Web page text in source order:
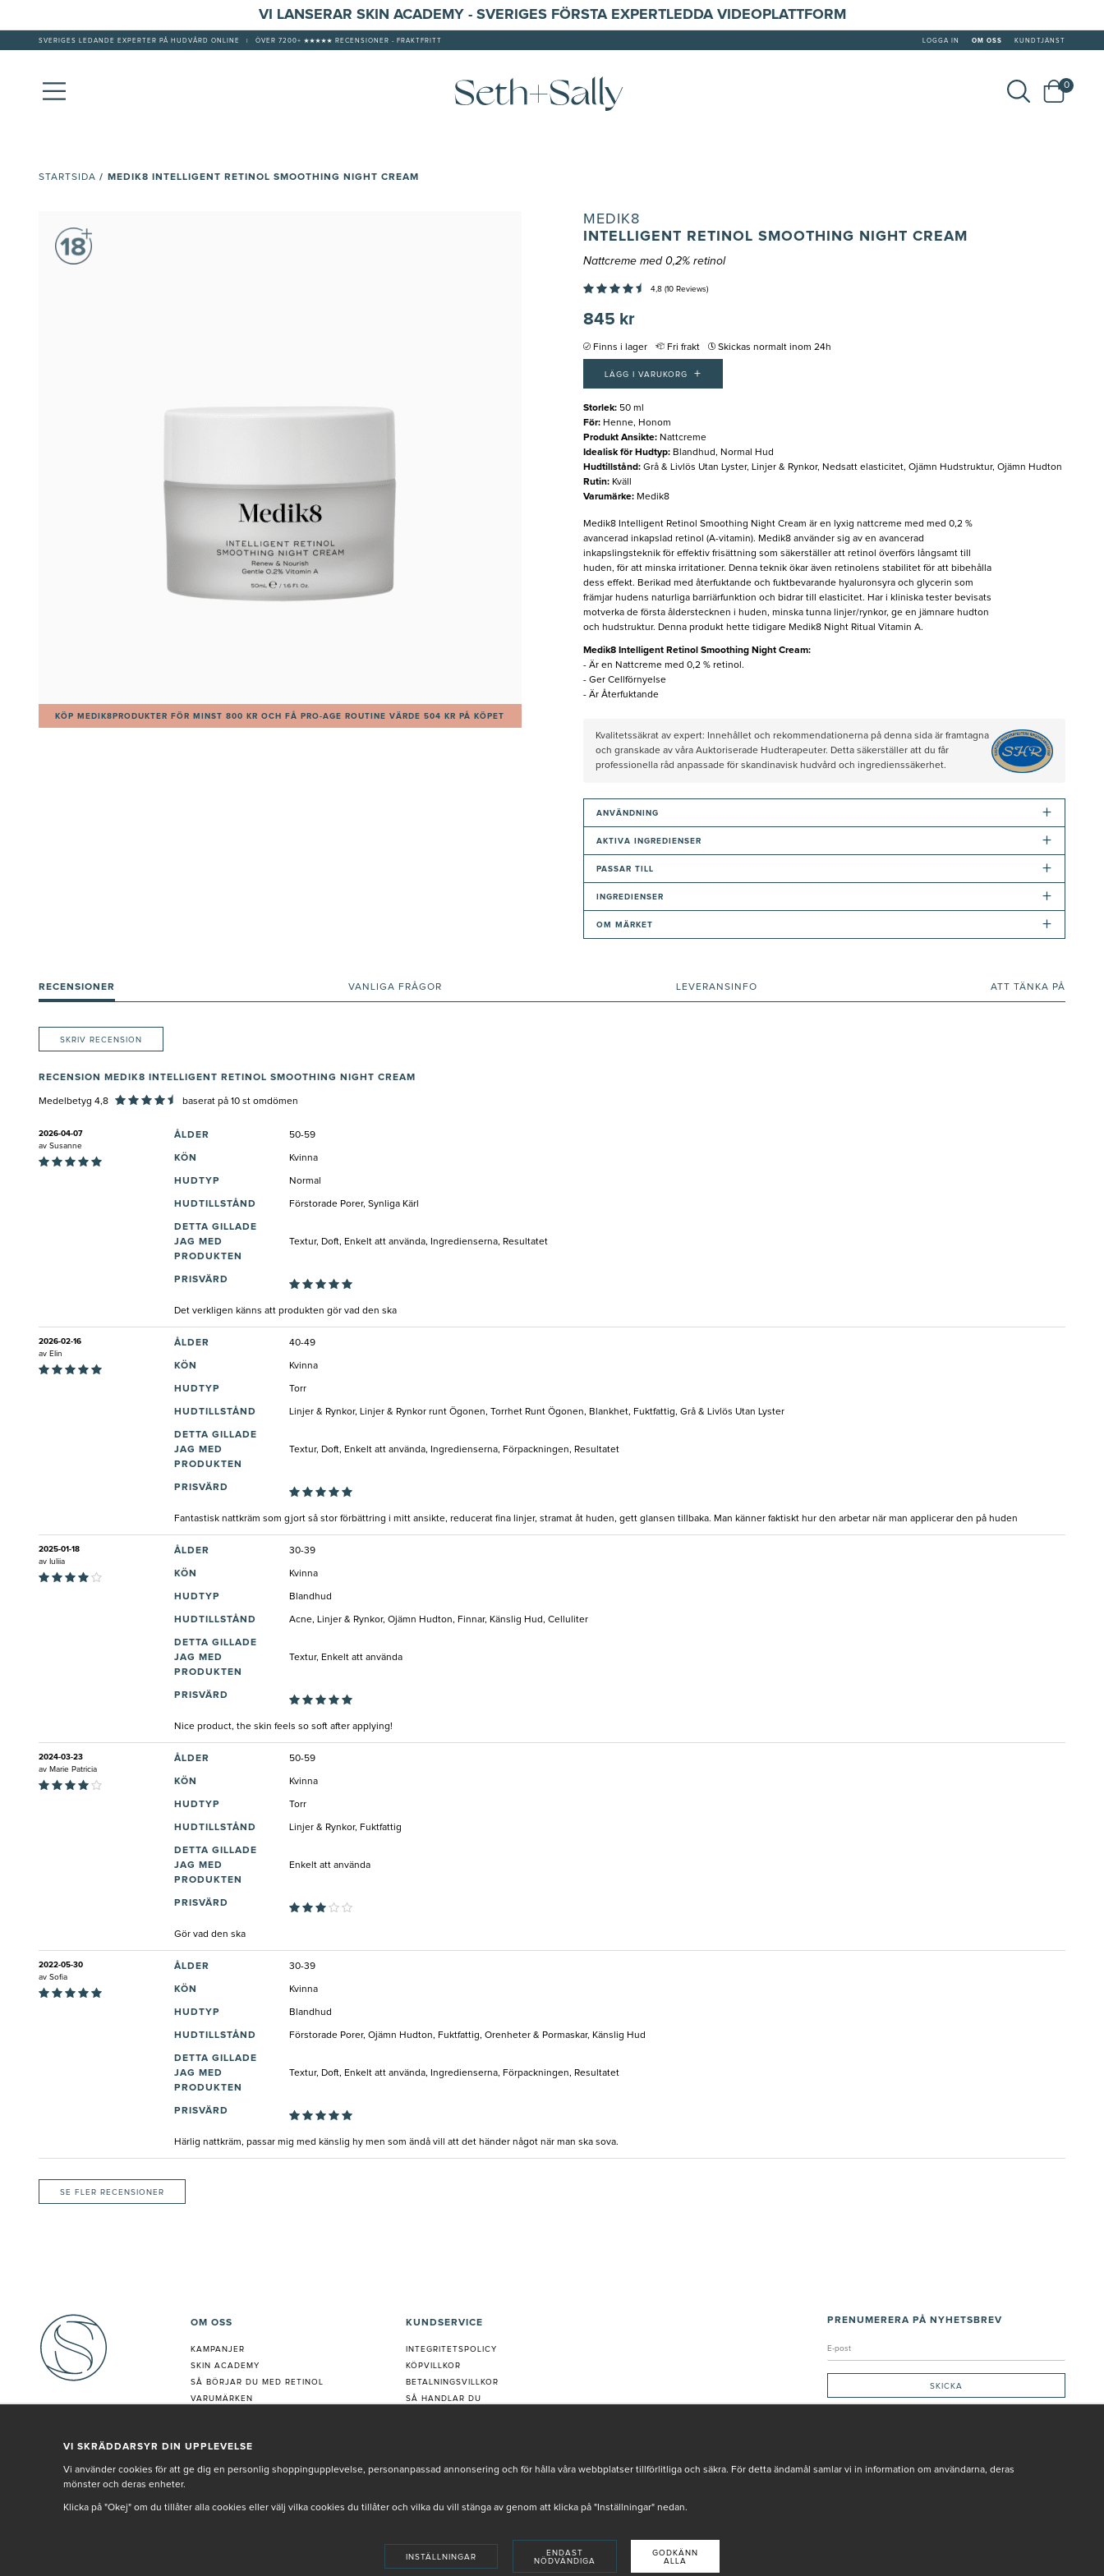
VI LANSERAR SKIN ACADEMY - SVERIGES FÖRSTA EXPERTLEDDA VIDEOPLATTFORM
SVERIGES LEDANDE EXPERTER PÅ HUDVÅRD ONLINE ÖVER 7200+ ★★★★★ RECENSIONER - FRAKTFRITT LOGGA IN OM OSS KUNDTJÄNST
0
STARTSIDA / MEDIK8 INTELLIGENT RETINOL SMOOTHING NIGHT CREAM
KÖP MEDIK8PRODUKTER FÖR MINST 800 KR OCH FÅ PRO-AGE ROUTINE VÄRDE 504 KR PÅ KÖPET
MEDIK8
INTELLIGENT RETINOL SMOOTHING NIGHT CREAM
Nattcreme med 0,2% retinol
4,8 (10 Reviews)
845 kr
Finns i lager Fri frakt Skickas normalt inom 24h
LÄGG I VARUKORG +
Storlek: 50 ml
För: Henne, Honom
Produkt Ansikte: Nattcreme
Idealisk för Hudtyp: Blandhud, Normal Hud
Hudtillstånd: Grå & Livlös Utan Lyster, Linjer & Rynkor, Nedsatt elasticitet, Ojämn Hudstruktur, Ojämn Hudton
Rutin: Kväll
Varumärke: Medik8
Medik8 Intelligent Retinol Smoothing Night Cream är en lyxig nattcreme med med 0,2 %
avancerad inkapslad retinol (A-vitamin). Medik8 använder sig av en avancerad
inkapslingsteknik för effektiv frisättning som säkerställer att retinol överförs långsamt till
huden, för att minska irritationer. Denna teknik ökar även retinolens stabilitet för att bibehålla
dess effekt. Berikad med återfuktande och fuktbevarande hyaluronsyra och glycerin som
främjar hudens naturliga barriärfunktion och bidrar till elasticitet. Har i kliniska tester bevisats
motverka de första ålderstecknen i huden, minska tunna linjer/rynkor, ge en jämnare hudton
och hudstruktur. Denna produkt hette tidigare Medik8 Night Ritual Vitamin A.
Medik8 Intelligent Retinol Smoothing Night Cream​:
- Är en Nattcreme med 0,2 % retinol.
- Ger Cellförnyelse
- Är Återfuktande
Kvalitetssäkrat av expert: Innehållet och rekommendationerna på denna sida är framtagna
och granskade av våra Auktoriserade Hudterapeuter. Detta säkerställer att du får
professionella råd anpassade för skandinavisk hudvård och ingredienssäkerhet.
ANVÄNDNING +
AKTIVA INGREDIENSER +
PASSAR TILL +
INGREDIENSER +
OM MÄRKET +
RECENSIONER VANLIGA FRÅGOR LEVERANSINFO ATT TÄNKA PÅ
SKRIV RECENSION
RECENSION MEDIK8 INTELLIGENT RETINOL SMOOTHING NIGHT CREAM
Medelbetyg 4,8 baserat på 10 st omdömen
2026-04-07
av Susanne
ÅLDER 50-59
KÖN Kvinna
HUDTYP Normal
HUDTILLSTÅND Förstorade Porer, Synliga Kärl
DETTA GILLADE
JAG MED
PRODUKTEN
Textur, Doft, Enkelt att använda, Ingredienserna, Resultatet
PRISVÄRD
Det verkligen känns att produkten gör vad den ska
2026-02-16
av Elin
ÅLDER 40-49
KÖN Kvinna
HUDTYP Torr
HUDTILLSTÅND Linjer & Rynkor, Linjer & Rynkor runt Ögonen, Torrhet Runt Ögonen, Blankhet, Fuktfattig, Grå & Livlös Utan Lyster
DETTA GILLADE
JAG MED
PRODUKTEN
Textur, Doft, Enkelt att använda, Ingredienserna, Förpackningen, Resultatet
PRISVÄRD
Fantastisk nattkräm som gjort så stor förbättring i mitt ansikte, reducerat fina linjer, stramat åt huden, gett glansen tillbaka. Man känner faktiskt hur den arbetar när man applicerar den på huden
2025-01-18
av Iuliia
ÅLDER 30-39
KÖN Kvinna
HUDTYP Blandhud
HUDTILLSTÅND Acne, Linjer & Rynkor, Ojämn Hudton, Finnar, Känslig Hud, Celluliter
DETTA GILLADE
JAG MED
PRODUKTEN
Textur, Enkelt att använda
PRISVÄRD
Nice product, the skin feels so soft after applying!
2024-03-23
av Marie Patricia
ÅLDER 50-59
KÖN Kvinna
HUDTYP Torr
HUDTILLSTÅND Linjer & Rynkor, Fuktfattig
DETTA GILLADE
JAG MED
PRODUKTEN
Enkelt att använda
PRISVÄRD
Gör vad den ska
2022-05-30
av Sofia
ÅLDER 30-39
KÖN Kvinna
HUDTYP Blandhud
HUDTILLSTÅND Förstorade Porer, Ojämn Hudton, Fuktfattig, Orenheter & Pormaskar, Känslig Hud
DETTA GILLADE
JAG MED
PRODUKTEN
Textur, Doft, Enkelt att använda, Ingredienserna, Förpackningen, Resultatet
PRISVÄRD
Härlig nattkräm, passar mig med känslig hy men som ändå vill att det händer något när man ska sova.
SE FLER RECENSIONER
OM OSS
KAMPANJER
SKIN ACADEMY
SÅ BÖRJAR DU MED RETINOL
VARUMÄRKEN
VÅR PERSONAL
KUNDSERVICE
INTEGRITETSPOLICY
KÖPVILLKOR
BETALNINGSVILLKOR
SÅ HANDLAR DU
REKLAMATION
PRENUMERERA PÅ NYHETSBREV
VI SKRÄDDARSYR DIN UPPLEVELSE
Vi använder cookies för att ge dig en personlig shoppingupplevelse, personanpassad annonsering och för hålla våra webbplatser tillförlitliga och säkra. För detta ändamål samlar vi in information om användarna, deras
mönster och deras enheter.
Klicka på "Okej" om du tillåter alla cookies eller välj vilka cookies du tillåter och vilka du vill stänga av genom att klicka på "Inställningar" nedan.
INSTÄLLNINGAR
ENDAST
NÖDVÄNDIGA
GODKÄNN
ALLA